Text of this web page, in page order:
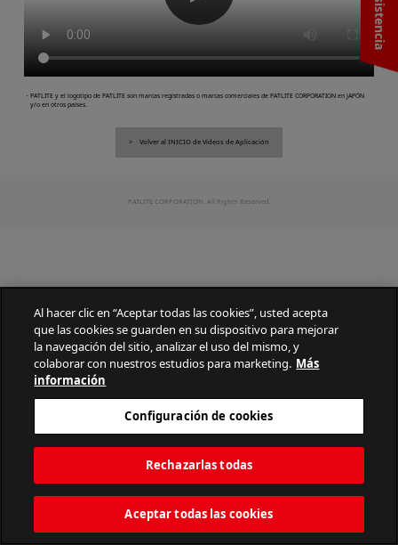
・PATLITE y el logotipo de PATLITE son marcas registradas o marcas comerciales de PATLITE CORPORATION en JAPÓN
y/o en otros países.
Volver al INICIO de Videos de Aplicación
PATLITE CORPORATION. All Rights Reserved.
Al hacer clic en “Aceptar todas las cookies”, usted acepta
que las cookies se guarden en su dispositivo para mejorar
la navegación del sitio, analizar el uso del mismo, y
colaborar con nuestros estudios para marketing. Más
información
Configuración de cookies
Rechazarlas todas
Aceptar todas las cookies